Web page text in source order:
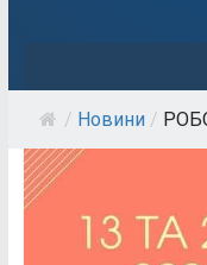
/ Новини /